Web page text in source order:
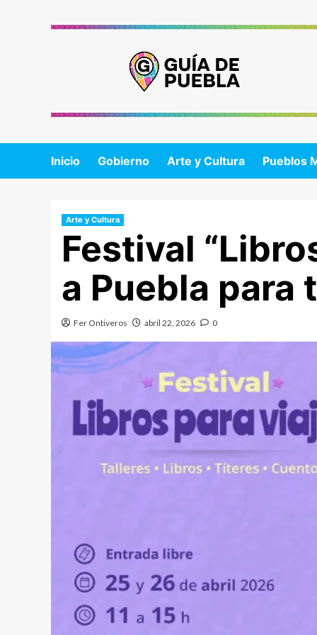
Inicio Gobierno Arte y Cultura Pueblos
Arte y Cultura
Festival
a Puebla para
Fer Ontiveros abril 22, 2026 0